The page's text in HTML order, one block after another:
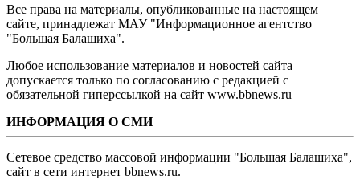
Все права на материалы, опубликованные на настоящем
сайте, принадлежат МАУ "Информационное агентство
"Большая Балашиха".
Любое использование материалов и новостей сайта
допускается только по согласованию с редакцией с
обязательной гиперссылкой на сайт www.bbnews.ru
ИНФОРМАЦИЯ О СМИ
Сетевое средство массовой информации "Большая Балашиха",
сайт в сети интернет bbnews.ru.